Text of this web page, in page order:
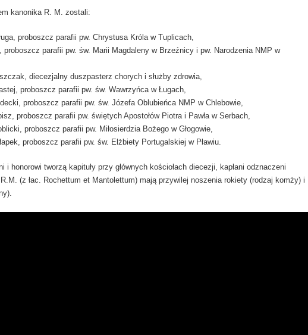
kanonika R. M. zostali:
proboszcz parafii pw. Chrystusa Króla w Tuplicach,
proboszcz parafii pw. św. Marii Magdaleny w Brzeźnicy i pw. Narodzenia NMP w
diecezjalny duszpasterz chorych i służby zdrowia,
proboszcz parafii pw. św. Wawrzyńca w Ługach,
proboszcz parafii pw. św. Józefa Oblubieńca NMP w Chlebowie,
proboszcz parafii pw. świętych Apostołów Piotra i Pawła w Serbach,
proboszcz parafii pw. Miłosierdzia Bożego w Głogowie,
proboszcz parafii pw. św. Elżbiety Portugalskiej w Pławiu.
i honorowi tworzą kapituły przy głównych kościołach diecezji, kapłani odznaczeni
(z łac. Rochettum et Mantolettum) mają przywilej noszenia rokiety (rodzaj komży) i